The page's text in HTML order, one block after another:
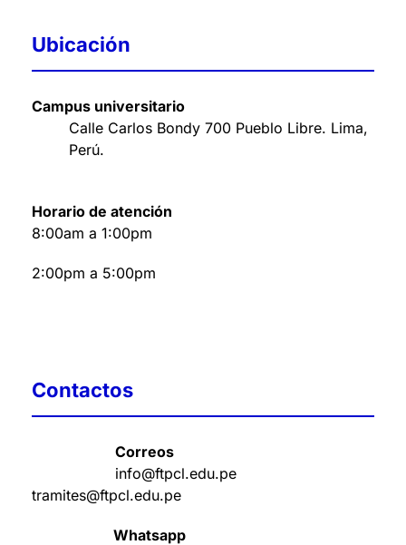
Ubicación
Campus universitario
Calle Carlos Bondy 700 Pueblo Libre. Lima,
Perú.
Horario de atención
8:00am a 1:00pm
2:00pm a 5:00pm
Contactos
Correos
info@ftpcl.edu.pe
tramites@ftpcl.edu.pe
Whatsapp